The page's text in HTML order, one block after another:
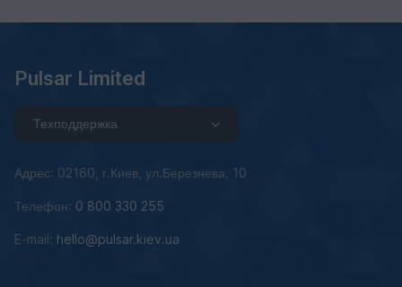
Pulsar Limited
Техподдержка
Адрес: 02160, г.Киев, ул.Березнева, 10
Телефон: 0 800 330 255
E-mail: hello@pulsar.kiev.ua